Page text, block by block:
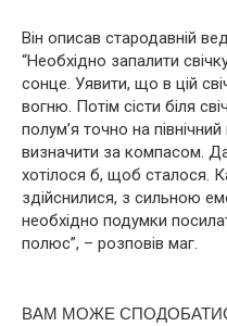
Він описав стародавній
“Необхідно запалити
сонце. Уявити, що в цій
вогню. Потім сісти біля
полум’я точно на
визначити за компасом.
хотілося б, щоб сталося.
здійснилися, з сильною
необхідно подумки
полюс”, – розповів маг.